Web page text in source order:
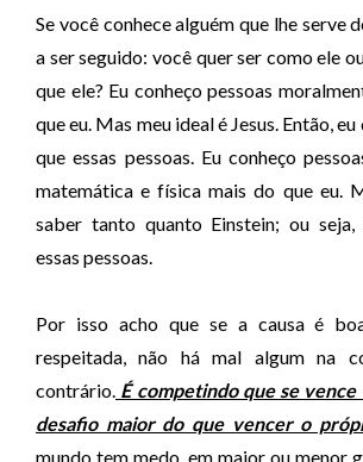
Se você conhece alguém que lhe serve
a ser seguido: você quer ser como ele
que ele? Eu conheço pessoas
que eu. Mas meu ideal é Jesus. Então,
que essas pessoas. Eu conheço
matemática e física mais do que eu.
saber tanto quanto Einstein; ou
essas pessoas.
Por isso acho que se a causa é
respeitada, não há mal algum na
contrário. É competindo que se
desafio maior do que vencer o
mundo tem medo, em maior ou menor